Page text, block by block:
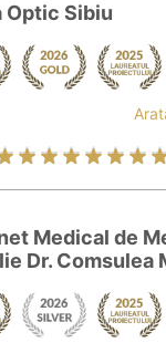
Optic Sibiu
Medical de
Dr. Comsulea